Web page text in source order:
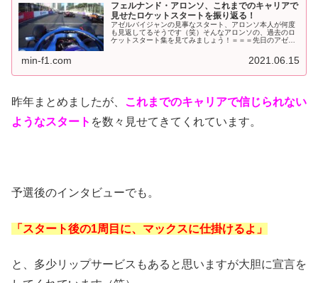
フェルナンド・アロンソ、これまでのキャリアで
見せたロケットスタートを振り返る！
アゼルバイジャンの見事なスタート、アロンソ本人が何度
も見返してるそうです（笑）そんなアロンソの、過去のロ
ケットスタート集を見てみましょう！＝＝＝先日のアゼル
min-f1.com 2021.06.15
昨年まとめましたが、 これまでのキャリアで信じられない
ようなスタート を数々見せてきてくれています。
予選後のインタビューでも。
「スタート後の1周目に、マックスに仕掛けるよ」
と、多少リップサービスもあると思いますが大胆に宣言を